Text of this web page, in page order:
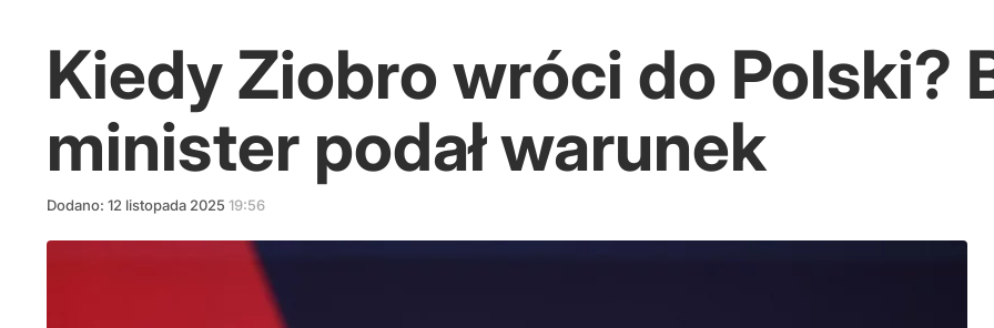
Kiedy Ziobro wróci do Polski?
minister podał warunek
Dodano: 12 listopada 2025 19:56